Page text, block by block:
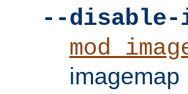
--disable-
imagemap